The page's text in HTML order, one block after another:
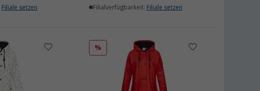
Filiale setzen
Filialverfügbarkeit: Filiale setzen
%